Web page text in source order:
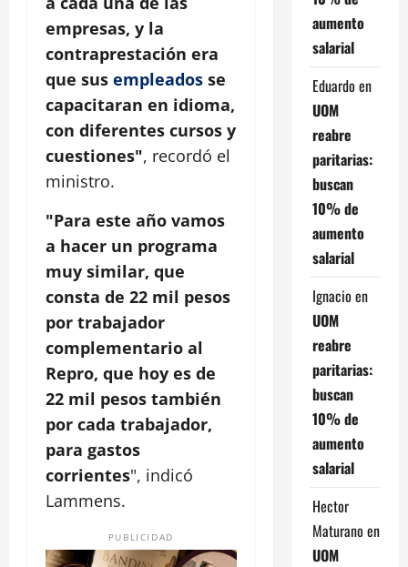
empresas, y la
contraprestación era
que sus empleados se
capacitaran en idioma,
con diferentes cursos y
cuestiones", recordó el
ministro.
"Para este año vamos
a hacer un programa
muy similar, que
consta de 22 mil pesos
por trabajador
complementario al
Repro, que hoy es de
22 mil pesos también
por cada trabajador,
para gastos
corrientes", indicó
Lammens.
PUBLICIDAD
aumento
salarial
Eduardo en
UOM
reabre
paritarias:
buscan
10% de
aumento
salarial
Ignacio en
UOM
reabre
paritarias:
buscan
10% de
aumento
salarial
Hector
Maturano en
UOM